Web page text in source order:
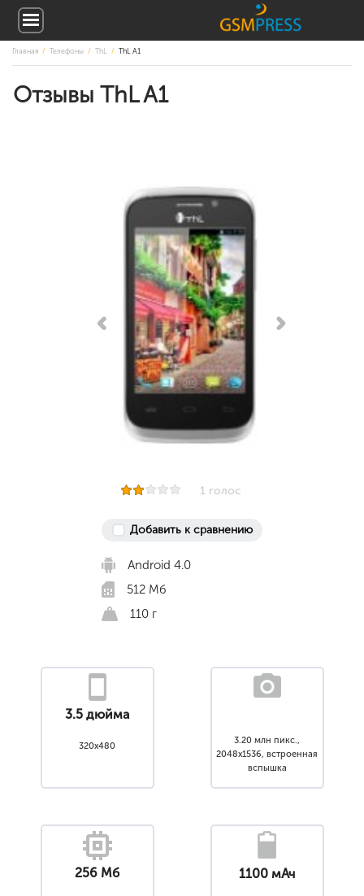
Главная Телефоны ThL ThL A1
Отзывы ThL A1
1 голос
Добавить к сравнению
Android 4.0
512 Мб
110 г
3.5 дюйма
320x480
3.20 млн пикс.,
2048x1536, встроенная
вспышка
256 Мб 1100 мАч